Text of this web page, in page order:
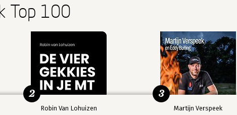
Top 100
Robin Van Lohuizen
2
Martijn Verspeek
3